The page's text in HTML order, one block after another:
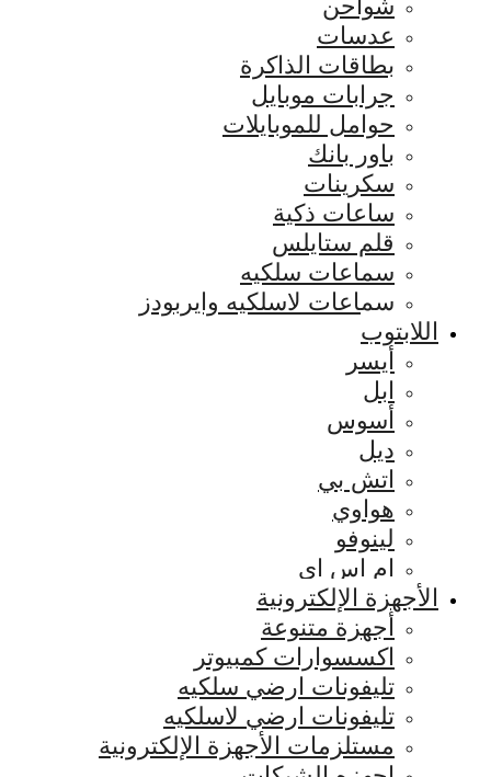
شواحن
عدسات
بطاقات الذاكرة
جرابات موبايل
حوامل للموبايلات
باور بانك
سكرينات
ساعات ذكية
قلم ستايلس
سماعات سلكيه
سماعات لاسلكيه وايربودز
اللابتوب
أيسر
ابل
أسوس
ديل
اتش بي
هواوي
لينوفو
ام اس اي
الأجهزة الإلكترونية
أجهزة متنوعة
اكسسوارات كمبيوتر
تليفونات ارضي سلكيه
تليفونات ارضي لاسلكيه
مستلزمات الأجهزة الإلكترونية